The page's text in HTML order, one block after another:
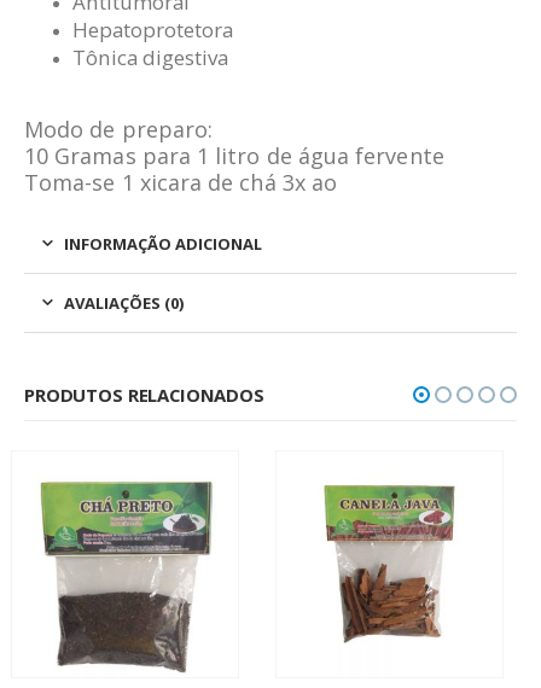
Hepatoprotetora
Tônica digestiva
Modo de preparo:
10 Gramas para 1 litro de água fervente
Toma-se 1 xicara de chá 3x ao
INFORMAÇÃO ADICIONAL
AVALIAÇÕES (0)
PRODUTOS RELACIONADOS